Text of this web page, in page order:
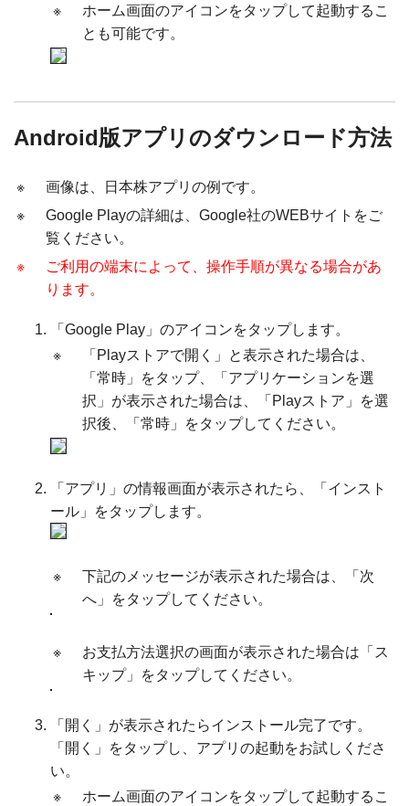
※
ホーム画面のアイコンをタップして起動するこ
とも可能です。
Android版アプリのダウンロード方法
※
画像は、日本株アプリの例です。
※
Google Playの詳細は、Google社のWEBサイトをご
覧ください。
※
ご利用の端末によって、操作手順が異なる場合があ
ります。
「Google Play」のアイコンをタップします。
※
「Playストアで開く」と表示された場合は、
「常時」をタップ、「アプリケーションを選
択」が表示された場合は、「Playストア」を選
択後、「常時」をタップしてください。
「アプリ」の情報画面が表示されたら、「インスト
ール」をタップします。
※
下記のメッセージが表示された場合は、「次
へ」をタップしてください。
※
お支払方法選択の画面が表示された場合は「ス
キップ」をタップしてください。
「開く」が表示されたらインストール完了です。
「開く」をタップし、アプリの起動をお試しくださ
い。
※
ホーム画面のアイコンをタップして起動するこ